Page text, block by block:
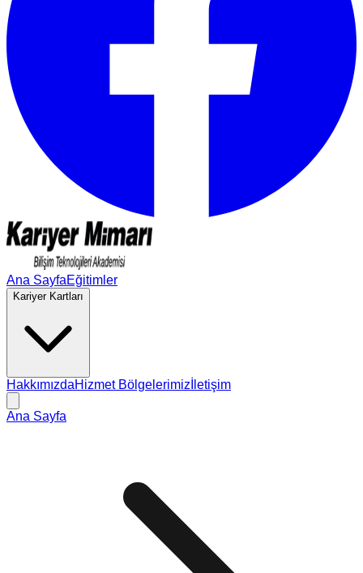
Ana SayfaEğitimler
Kariyer Kartları
HakkımızdaHizmet Bölgelerimiz İletişim
Ana Sayfa